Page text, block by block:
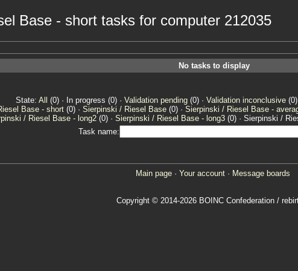
Base - short tasks for computer 212035
No tasks to display
State: All (0) · In progress (0) · Validation pending (0) · Validation inconclusive (0)
Base - short(0) · Sierpinski / Riesel Base(0) · Sierpinski / Riesel Base -
/ Riesel Base - long2(0) · Sierpinski / Riesel Base - long3(0) · Sierpinski /
Task name:
Main page · Your account · Message boards
Copyright © 2014-2026 BOINC Confederation /